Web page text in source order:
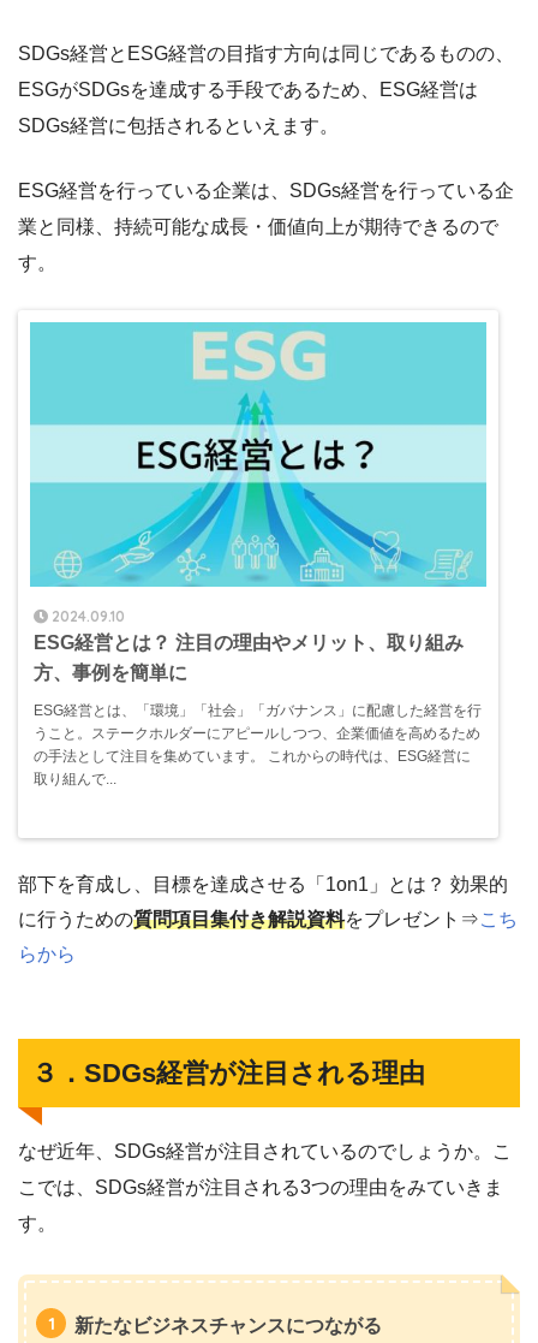
SDGs経営とESG経営の目指す方向は同じであるものの、
ESGがSDGsを達成する手段であるため、ESG経営は
SDGs経営に包括されるといえます。
ESG経営を行っている企業は、SDGs経営を行っている企
業と同様、持続可能な成長・価値向上が期待できるので
す。
2024.09.10
ESG経営とは？ 注目の理由やメリット、取り組み
方、事例を簡単に
ESG経営とは、「環境」「社会」「ガバナンス」に配慮した経営を行
うこと。ステークホルダーにアピールしつつ、企業価値を高めるため
の手法として注目を集めています。 これからの時代は、ESG経営に
取り組んで...
部下を育成し、目標を達成させる「1on1」とは？ 効果的
に行うための質問項目集付き解説資料をプレゼント⇒こち
らから
３．SDGs経営が注目される理由
なぜ近年、SDGs経営が注目されているのでしょうか。こ
こでは、SDGs経営が注目される3つの理由をみていきま
す。
新たなビジネスチャンスにつながる